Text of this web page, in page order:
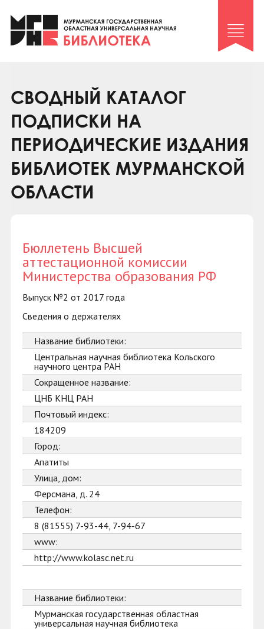
Клуб «Гиря и сельдерей»
Клуб «Семейный архив»
Коллегам
Контакты
СВОДНЫЙ КАТАЛОГ
ПОДПИСКИ НА
ПЕРИОДИЧЕСКИЕ ИЗДАНИЯ
БИБЛИОТЕК МУРМАНСКОЙ
ОБЛАСТИ
Бюллетень Высшей
аттестационной комиссии
Министерства образования РФ
Выпуск №2 от 2017 года
Сведения о держателях
Название библиотеки:
Центральная научная библиотека Кольского
научного центра РАН
Сокращенное название:
ЦНБ КНЦ РАН
Почтовый индекс:
184209
Город:
Апатиты
Улица, дом:
Ферсмана, д. 24
Телефон:
8 (81555) 7-93-44, 7-94-67
www:
http://www.kolasc.net.ru
Название библиотеки:
Мурманская государственная областная
универсальная научная библиотека